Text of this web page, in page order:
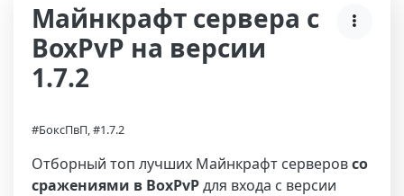
Майнкрафт сервера с
BoxPvP на версии
1.7.2
#БоксПвП, #1.7.2
Отборный топ лучших Майнкрафт серверовсо
сражениями в BoxPvPдля входа с версии